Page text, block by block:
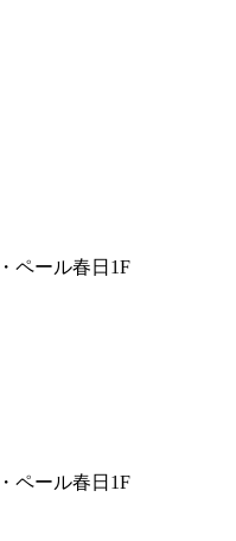
ペール春日1F
ペール春日1F